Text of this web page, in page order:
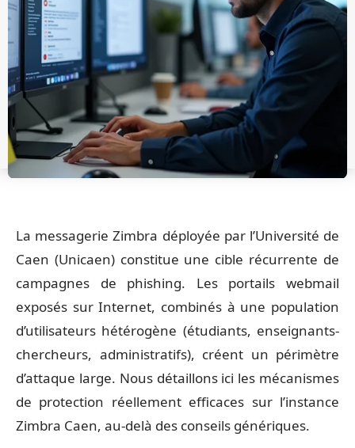
La messagerie Zimbra déployée par l’Université de
Caen (Unicaen) constitue une cible récurrente de
campagnes de phishing. Les portails webmail
exposés sur Internet, combinés à une population
d’utilisateurs hétérogène (étudiants, enseignants-
chercheurs, administratifs), créent un périmètre
d’attaque large. Nous détaillons ici les mécanismes
de protection réellement efficaces sur l’instance
Zimbra Caen, au-delà des conseils génériques.